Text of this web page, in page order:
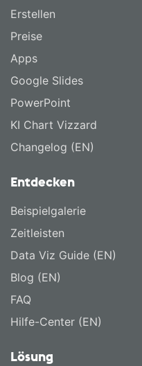
Erstellen
Preise
Apps
Google Slides
PowerPoint
KI Chart Vizzard
Changelog (EN)
Entdecken
Beispielgalerie
Zeitleisten
Data Viz Guide (EN)
Blog (EN)
FAQ
Hilfe-Center (EN)
Lösung